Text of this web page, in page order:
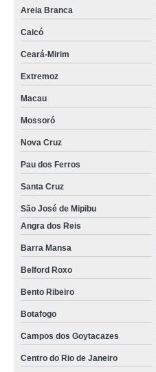
Areia Branca
Caicó
Ceará-Mirim
Extremoz
Macau
Mossoró
Nova Cruz
Pau dos Ferros
Santa Cruz
São José de Mipibu
Angra dos Reis
Barra Mansa
Belford Roxo
Bento Ribeiro
Botafogo
Campos dos Goytacazes
Centro do Rio de Janeiro